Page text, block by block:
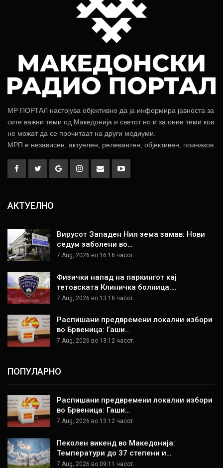
МР ПОРТАЛ настојува објективно да ја информира јавноста за
сите важни теми од Македонија и светот но и за оние теми кои
не можат да се прочитаат на други медиуми.
МРП е независен, актуелен, релевантен, објективен, поинаков.
АКТУЕЛНО
Вирусот Западен Нил зема замав: Нови
седум заболени во…
7 Aug, 2026 во 16:16 часот.
Физички напад на паркингот кај
тетовската Клиничка болница:…
7 Aug, 2026 во 13:16 часот.
Распишани предвремени локални избори
во Брвеница: Гаши…
7 Aug, 2026 во 13:12 часот.
ПОПУЛАРНО
Распишани предвремени локални избори
во Брвеница: Гаши…
7 Aug, 2026 во 13:12 часот.
Пеколен викенд во Македонија:
Температури до 37 степени и…
7 Aug, 2026 во 09:11 часот.